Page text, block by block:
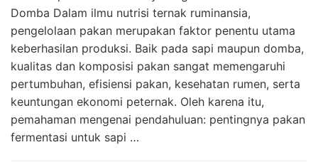
Domba Dalam ilmu nutrisi ternak ruminansia,
pengelolaan pakan merupakan faktor penentu utama
keberhasilan produksi. Baik pada sapi maupun domba,
kualitas dan komposisi pakan sangat memengaruhi
pertumbuhan, efisiensi pakan, kesehatan rumen, serta
keuntungan ekonomi peternak. Oleh karena itu,
pemahaman mengenai pendahuluan: pentingnya pakan
fermentasi untuk sapi …